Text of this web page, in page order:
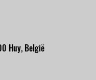
Huy, België